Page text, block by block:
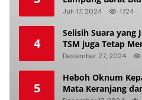
Makan Anak Istri
Juli 17, 2024 1724
4
Selisih Suara yang
TSM juga Tetap
Keadilan Pemilu
Desember 27, 2024
5
Heboh Oknum
Mata Keranjang